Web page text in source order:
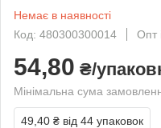
Немає в наявності
Код: 480300300014
Опт
54,80 ₴/
Мінімальна сума
49,40 ₴ від 44 упаковок